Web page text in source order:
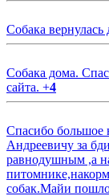
Собака вернулась
Собака дома.
сайта. +4
Спасибо
Андреевичу за
равнодушным ,а
собак.Майи